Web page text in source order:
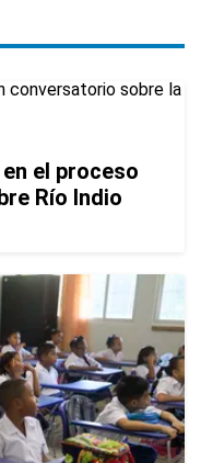
el proceso
Río Indio